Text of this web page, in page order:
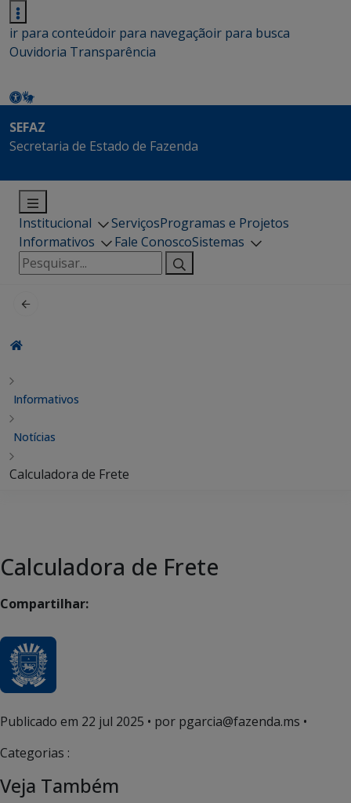
ir para conteúdoir para navegaçãoir para busca
Ouvidoria Transparência
SEFAZ
Secretaria de Estado de Fazenda
Institucional ServiçosProgramas e Projetos
Informativos
Fale ConoscoSistemas
Pesquisar
por:
Informativos
Notícias
Calculadora de Frete
Calculadora de Frete
Compartilhar:
Publicado em 22 jul 2025 • por pgarcia@fazenda.ms •
Categorias :
Veja Também